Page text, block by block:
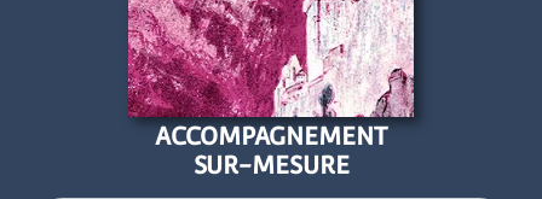
ACCOMPAGNEMENT
SUR-MESURE